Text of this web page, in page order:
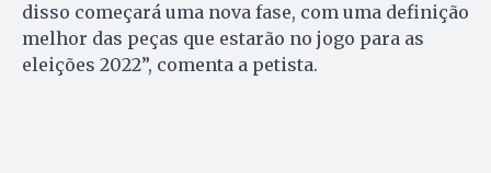
disso começará uma nova fase, com uma definição
melhor das peças que estarão no jogo para as
eleições 2022”, comenta a petista.